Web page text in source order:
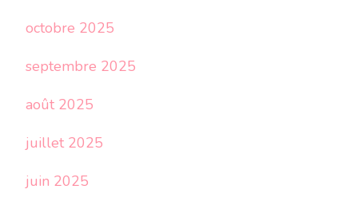
octobre 2025
septembre 2025
août 2025
juillet 2025
juin 2025